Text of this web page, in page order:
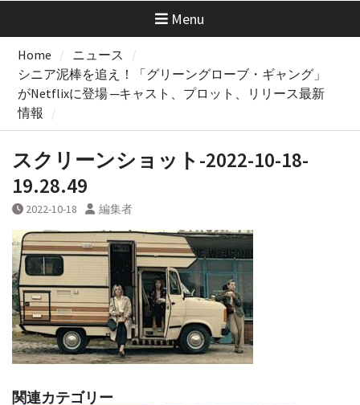
Menu
Home
ニュース
シニア泥棒を追え！「グリーングローブ・ギャング」
がNetflixに登場 ─キャスト、プロット、リリース最新
情報
スクリーンショット-2022-10-18-
19.28.49
2022-10-18 編集者
関連カテゴリー